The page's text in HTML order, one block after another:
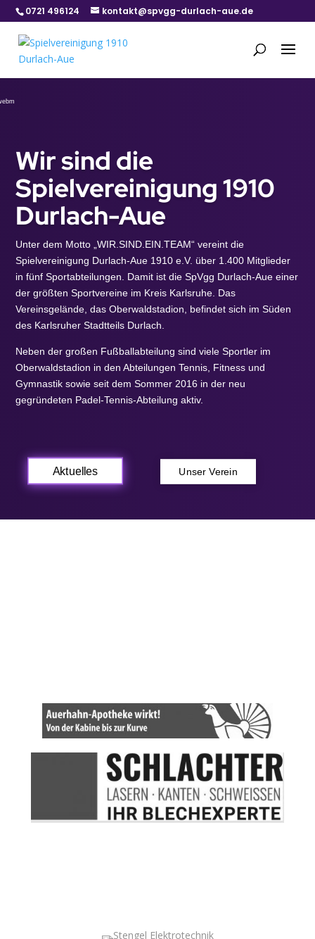
0721 496124 kontakt@spvgg-durlach-aue.de
Player
Wir sind die
Spielvereinigung 1910
Durlach-Aue
Unter dem Motto „WIR.SIND.EIN.TEAM“ vereint die
Spielvereinigung Durlach-Aue 1910 e.V. über 1.400 Mitglieder
in fünf Sportabteilungen. Damit ist die SpVgg Durlach-Aue einer
der größten Sportvereine im Kreis Karlsruhe. Das
Vereinsgelände, das Oberwaldstadion, befindet sich im Süden
des Karlsruher Stadtteils Durlach.
Neben der großen Fußballabteilung sind viele Sportler im
Oberwaldstadion in den Abteilungen Tennis, Fitness und
Gymnastik sowie seit dem Sommer 2016 in der neu
gegründeten Padel-Tennis-Abteilung aktiv.
Aktuelles Unser Verein